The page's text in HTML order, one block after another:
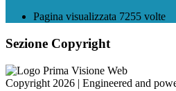
Pagina visualizzata 7255 volte
Sezione Copyright
Copyright 2026 | Engineered and